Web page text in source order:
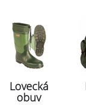
Lovecká
obuv